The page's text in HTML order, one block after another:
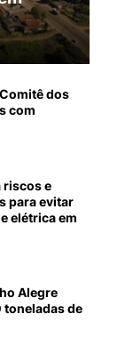
dos
com
riscos e
para evitar
elétrica em
Alegre
toneladas de